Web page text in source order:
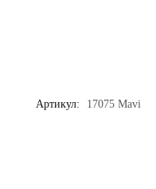
Артикул: 17075 Mavi